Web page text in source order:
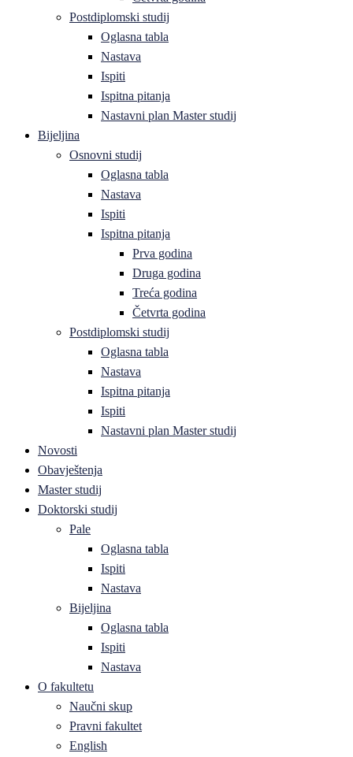
Postdiplomski studij
Oglasna tabla
Nastava
Ispiti
Ispitna pitanja
Nastavni plan Master studij
Bijeljina
Osnovni studij
Oglasna tabla
Nastava
Ispiti
Ispitna pitanja
Prva godina
Druga godina
Treća godina
Četvrta godina
Postdiplomski studij
Oglasna tabla
Nastava
Ispitna pitanja
Ispiti
Nastavni plan Master studij
Novosti
Obavještenja
Master studij
Doktorski studij
Pale
Oglasna tabla
Ispiti
Nastava
Bijeljina
Oglasna tabla
Ispiti
Nastava
O fakultetu
Naučni skup
Pravni fakultet
English